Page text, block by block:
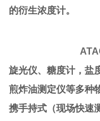
的衍生浓度计。
旋光仪、糖度计，盐
煎炸油测定仪等多种
携手持式（现场快速